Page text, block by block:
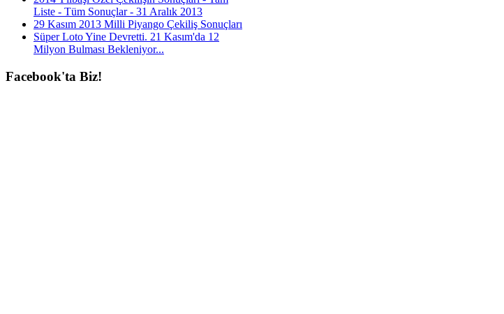
Liste - Tüm Sonuçlar - 31 Aralık 2013
29 Kasım 2013 Milli Piyango Çekiliş Sonuçları
Süper Loto Yine Devretti. 21 Kasım'da 12
Milyon Bulması Bekleniyor...
Facebook'ta Biz!